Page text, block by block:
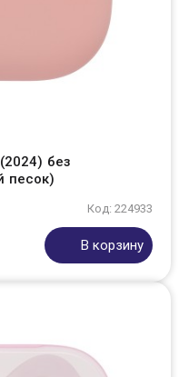
без
песок)
Код: 224933
В корзину